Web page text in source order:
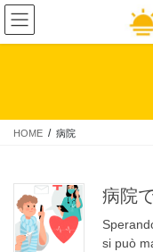
コ
ン
テ
ス
ナ
ビ
ゲ
ン
HOME 病院
病院
si può